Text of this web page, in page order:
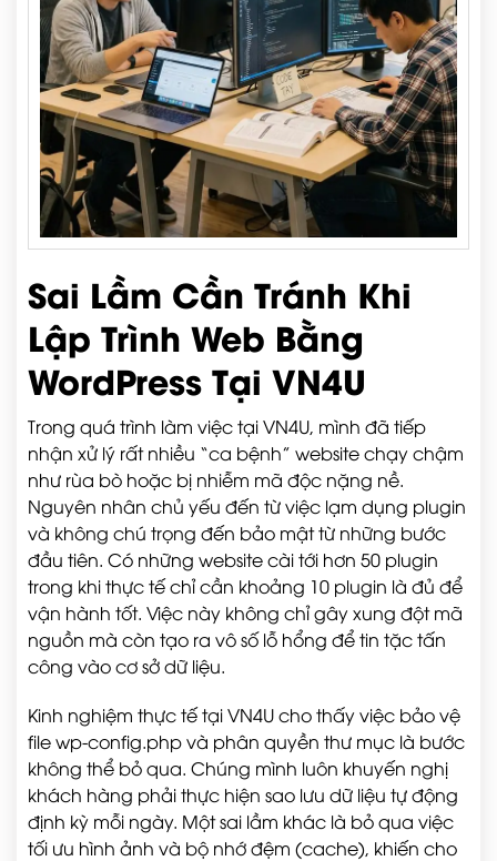
Sai Lầm Cần Tránh Khi
Lập Trình Web Bằng
WordPress Tại VN4U
Trong quá trình làm việc tại VN4U, mình đã tiếp
nhận xử lý rất nhiều “ca bệnh” website chạy chậm
như rùa bò hoặc bị nhiễm mã độc nặng nề.
Nguyên nhân chủ yếu đến từ việc lạm dụng plugin
và không chú trọng đến bảo mật từ những bước
đầu tiên. Có những website cài tới hơn 50 plugin
trong khi thực tế chỉ cần khoảng 10 plugin là đủ để
vận hành tốt. Việc này không chỉ gây xung đột mã
nguồn mà còn tạo ra vô số lỗ hổng để tin tặc tấn
công vào cơ sở dữ liệu.
Kinh nghiệm thực tế tại VN4U cho thấy việc bảo vệ
file wp-config.php và phân quyền thư mục là bước
không thể bỏ qua. Chúng mình luôn khuyến nghị
khách hàng phải thực hiện sao lưu dữ liệu tự động
định kỳ mỗi ngày. Một sai lầm khác là bỏ qua việc
tối ưu hình ảnh và bộ nhớ đệm (cache), khiến cho